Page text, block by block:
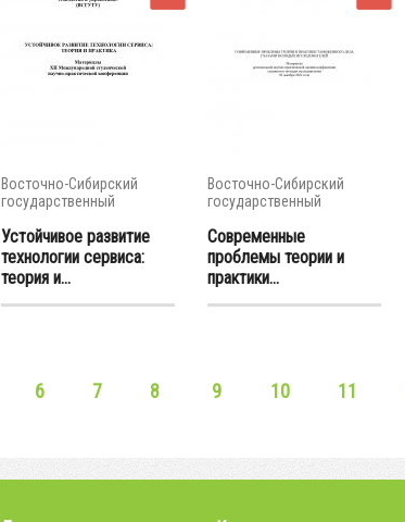
Восточно-Сибирский
государственный
Устойчивое развитие
технологии сервиса:
теория и...
Восточно-Сибирский
государственный
Современные
проблемы теории и
практики...
6 7 8 9 10 11